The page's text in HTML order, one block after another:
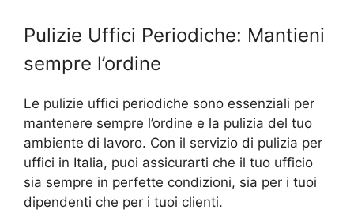
Pulizie Uffici Periodiche: Mantieni
sempre l’ordine
Le pulizie uffici periodiche sono essenziali per
mantenere sempre l’ordine e la pulizia del tuo
ambiente di lavoro. Con il servizio di pulizia per
uffici in Italia, puoi assicurarti che il tuo ufficio
sia sempre in perfette condizioni, sia per i tuoi
dipendenti che per i tuoi clienti.